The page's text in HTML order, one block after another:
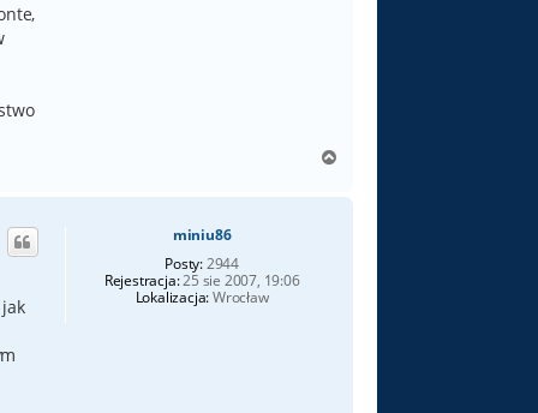
g
miniu86
Posty:2944
Rejestracja:25 sie 2007, 19:06
Lokalizacja:Wrocław